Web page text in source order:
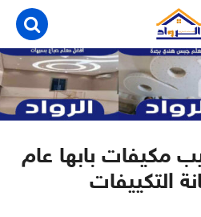
مكيفات بابها عام